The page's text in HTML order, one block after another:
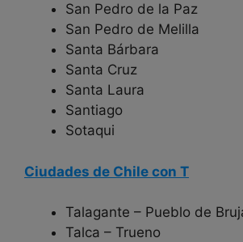
San Pedro de la Paz
San Pedro de Melilla
Santa Bárbara
Santa Cruz
Santa Laura
Santiago
Sotaqui
Ciudades de Chile con T
Talagante – Pueblo de
Talca – Trueno